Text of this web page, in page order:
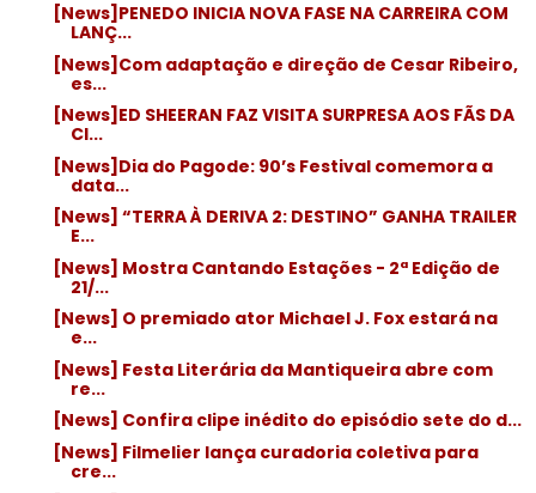
[News]PENEDO INICIA NOVA FASE NA CARREIRA COM
LANÇ...
[News]Com adaptação e direção de Cesar Ribeiro,
es...
[News]ED SHEERAN FAZ VISITA SURPRESA AOS FÃS DA
CI...
[News]Dia do Pagode: 90’s Festival comemora a
data...
[News] “TERRA À DERIVA 2: DESTINO” GANHA TRAILER
E...
[News] Mostra Cantando Estações - 2ª Edição de
21/...
[News] O premiado ator Michael J. Fox estará na
e...
[News] Festa Literária da Mantiqueira abre com
re...
[News] Confira clipe inédito do episódio sete do d...
[News] Filmelier lança curadoria coletiva para
cre...